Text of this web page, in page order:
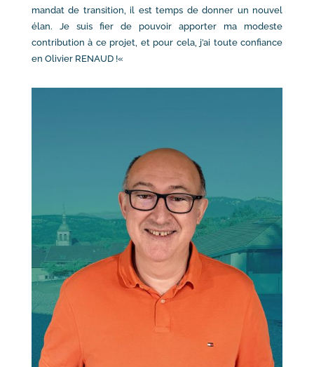
mandat de transition, il est temps de donner un nouvel
élan. Je suis fier de pouvoir apporter ma modeste
contribution à ce projet, et pour cela, j’ai toute confiance
en Olivier RENAUD !«